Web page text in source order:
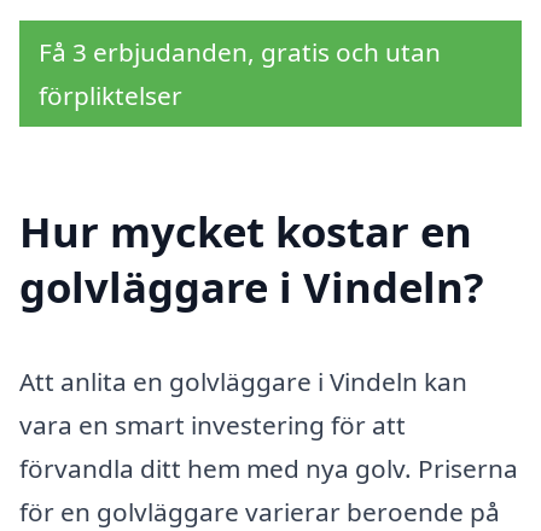
Få 3 erbjudanden, gratis och utan
förpliktelser
Hur mycket kostar en
golvläggare i Vindeln?
Att anlita en golvläggare i Vindeln kan
vara en smart investering för att
förvandla ditt hem med nya golv. Priserna
för en golvläggare varierar beroende på